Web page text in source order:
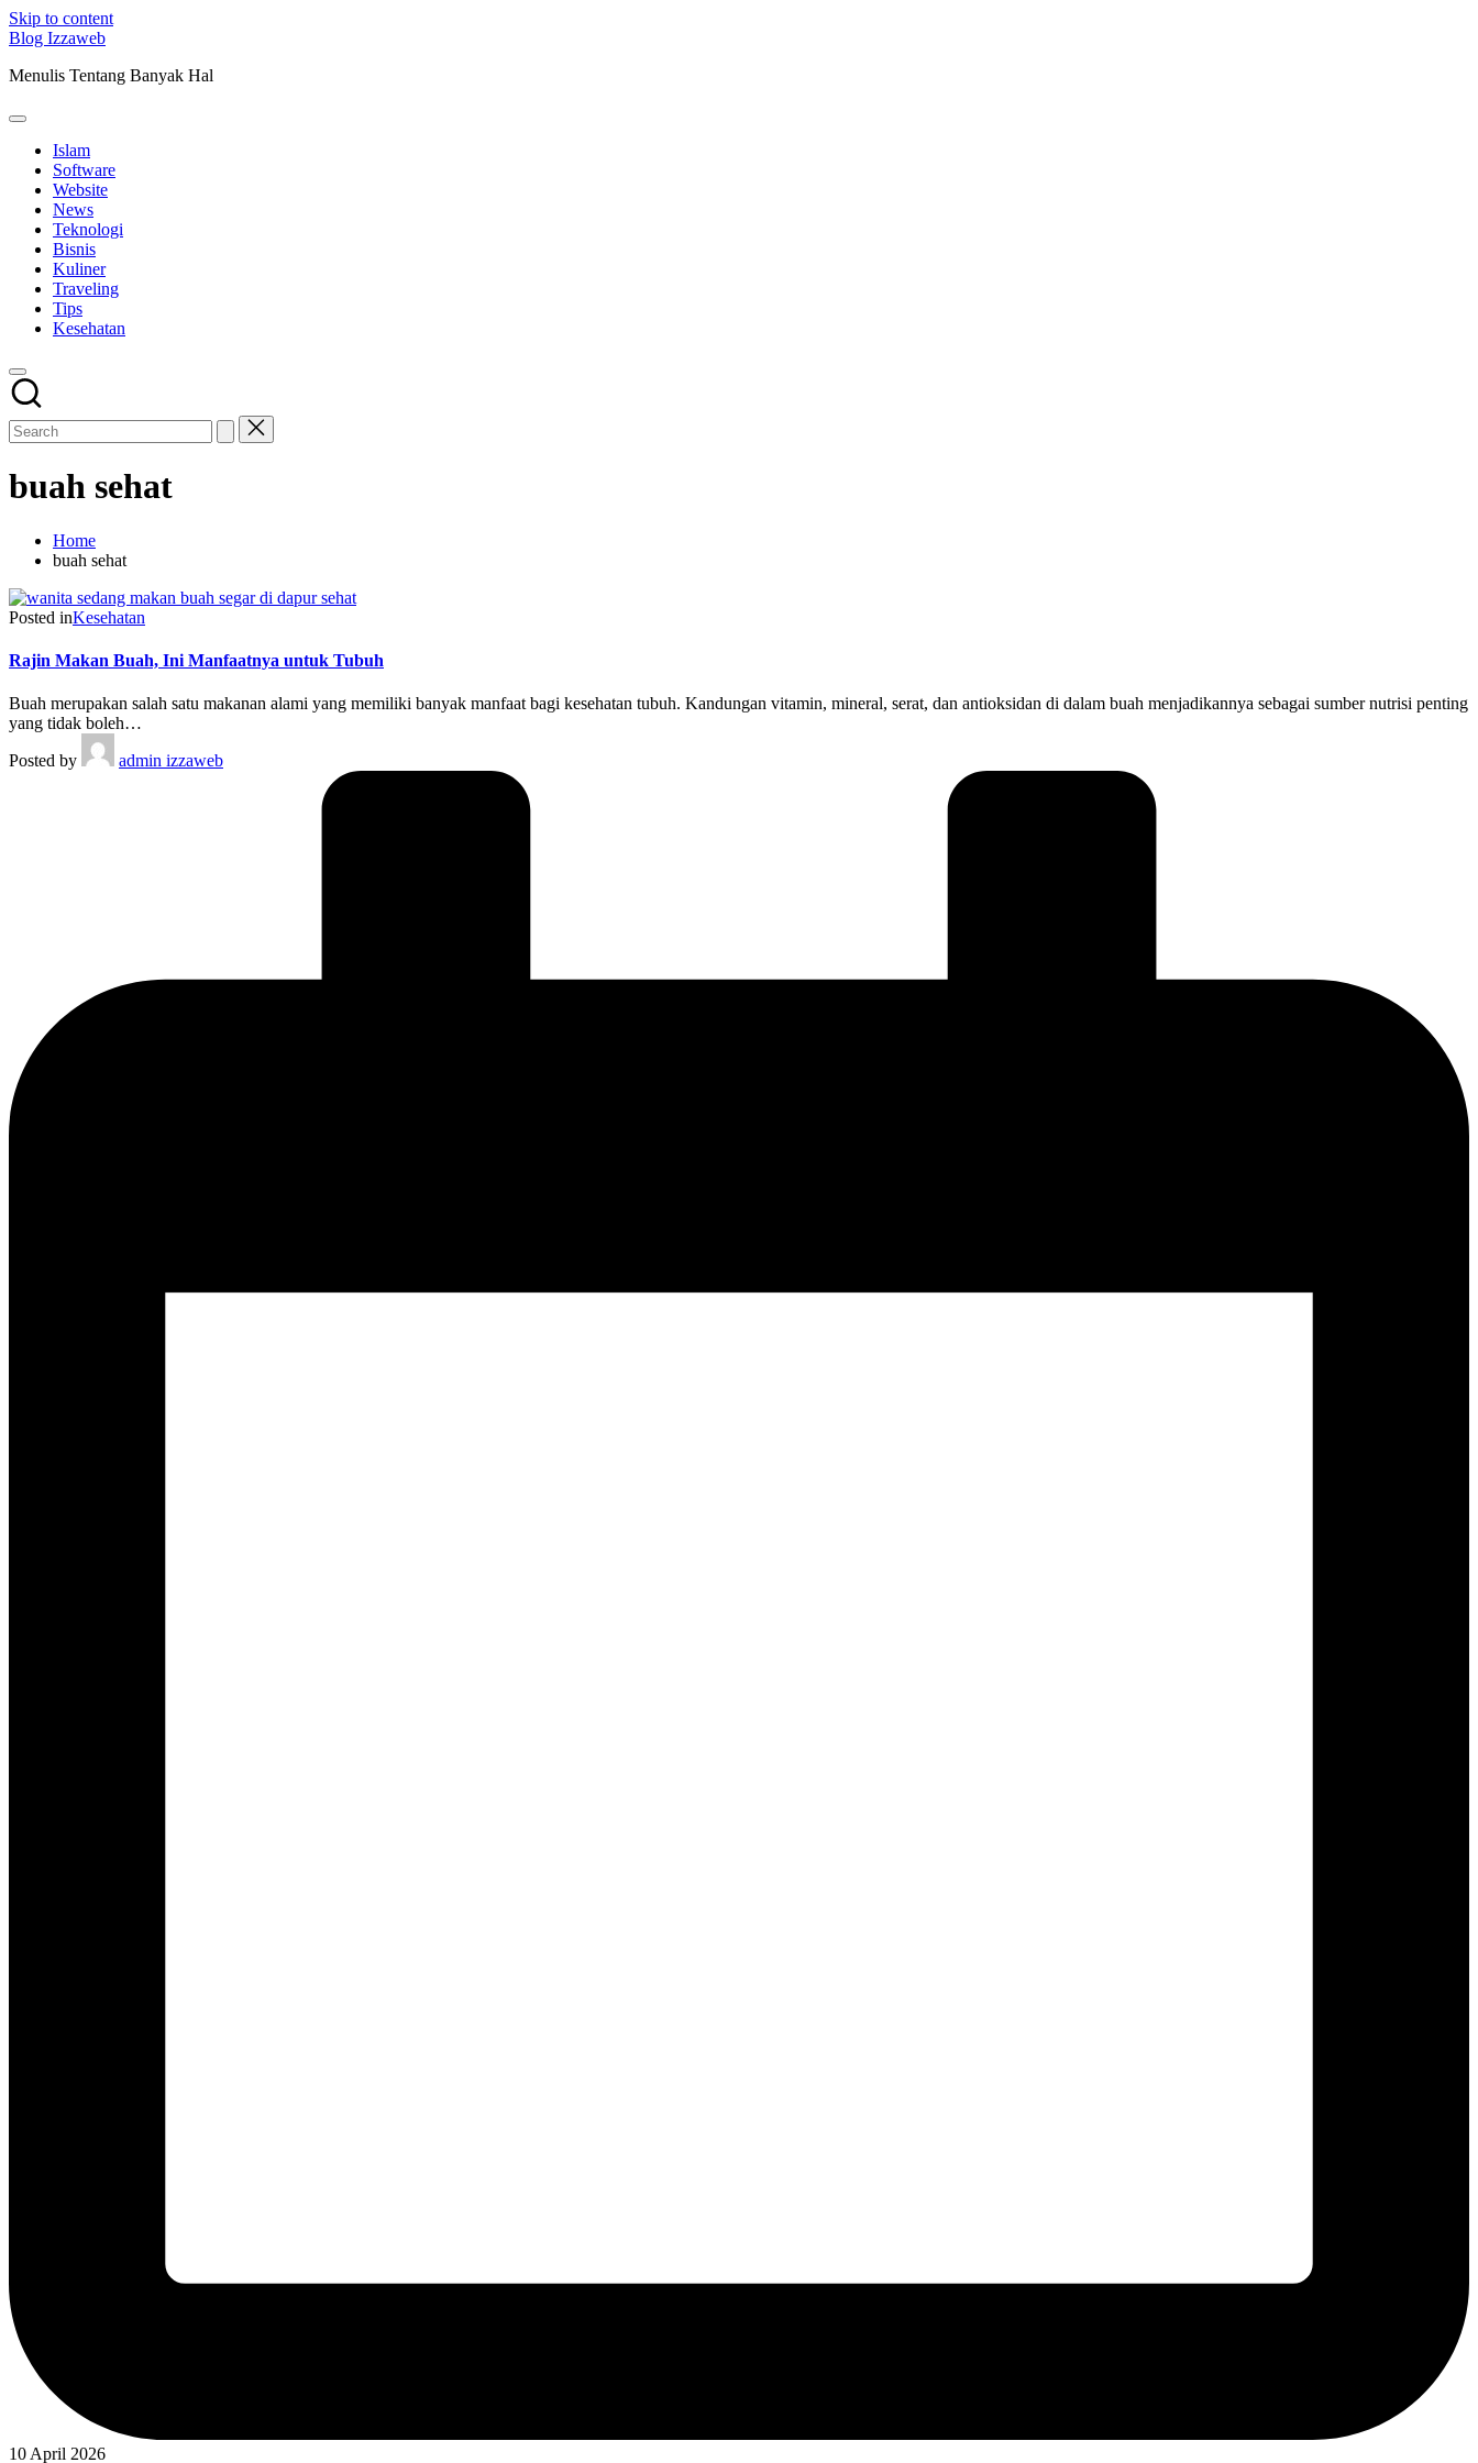
Skip to content
Blog Izzaweb
Menulis Tentang Banyak Hal
Islam
Software
Website
News
Teknologi
Bisnis
Kuliner
Traveling
Tips
Kesehatan
buah sehat
Home
buah sehat
Posted inKesehatan
Rajin Makan Buah, Ini Manfaatnya untuk Tubuh
Buah merupakan salah satu makanan alami yang memiliki banyak manfaat bagi kesehatan tubuh. Kandungan vitamin, mineral, serat, dan antioksidan di dalam buah menjadikannya sebagai sumber nutrisi penting
yang tidak boleh…
Posted by
admin izzaweb
10 April 2026